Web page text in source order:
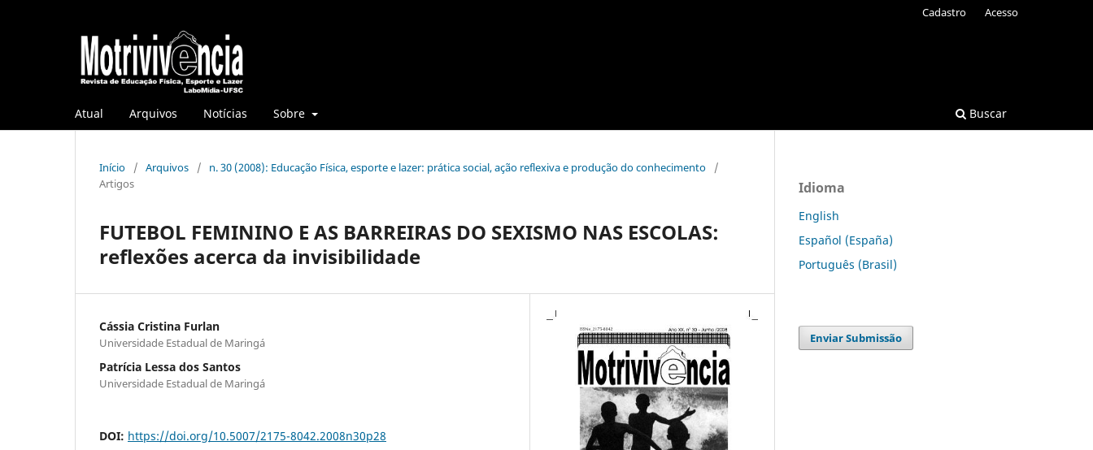
Atual Arquivos Notícias Sobre Buscar
Cadastro Acesso
Início / Arquivos / n. 30 (2008): Educação Física, esporte e lazer: prática social, ação reflexiva e produção do conhecimento
/
Artigos
FUTEBOL FEMININO E AS BARREIRAS DO SEXISMO NAS ESCOLAS:
reflexões acerca da invisibilidade
Cássia Cristina Furlan
Universidade Estadual de Maringá
Patrícia Lessa dos Santos
Universidade Estadual de Maringá
DOI: https://doi.org/10.5007/2175-8042.2008n30p28
Idioma
English
Español (España)
Português (Brasil)
Enviar Submissão